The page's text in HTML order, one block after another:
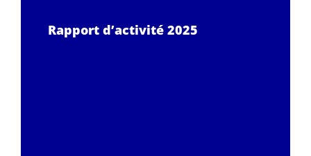
Rapport d’activité 2025